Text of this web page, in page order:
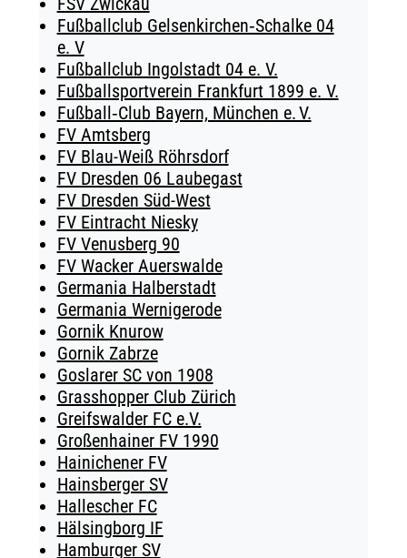
Fußballclub Gelsenkirchen‑Schalke 04
e. V
Fußballclub Ingolstadt 04 e. V.
Fußballsportverein Frankfurt 1899 e. V.
Fußball‑Club Bayern, München e. V.
FV Amtsberg
FV Blau-Weiß Röhrsdorf
FV Dresden 06 Laubegast
FV Dresden Süd-West
FV Eintracht Niesky
FV Venusberg 90
FV Wacker Auerswalde
Germania Halberstadt
Germania Wernigerode
Gornik Knurow
Gornik Zabrze
Goslarer SC von 1908
Grasshopper Club Zürich
Greifswalder FC e.V.
Großenhainer FV 1990
Hainichener FV
Hainsberger SV
Hallescher FC
Hälsingborg IF
Hamburger SV